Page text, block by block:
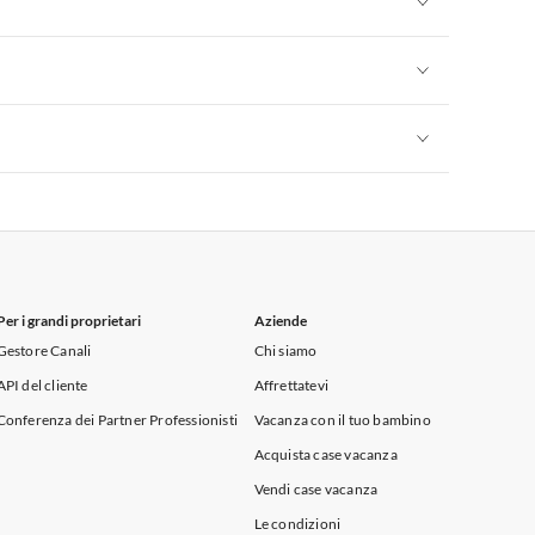
i grandi proprietari
Canali
del cliente
dei Partner Professionisti
Aziende
Chi siamo
Affrettatevi
Vacanza con il tuo bambino
Acquista case vacanza
Vendi case vacanza
Le condizioni